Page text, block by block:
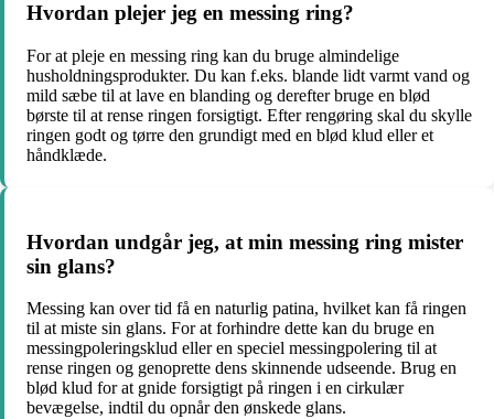
Hvordan plejer jeg en messing ring?
For at pleje en messing ring kan du bruge almindelige
husholdningsprodukter. Du kan f.eks. blande lidt varmt vand og
mild sæbe til at lave en blanding og derefter bruge en blød
børste til at rense ringen forsigtigt. Efter rengøring skal du skylle
ringen godt og tørre den grundigt med en blød klud eller et
håndklæde.
Hvordan undgår jeg, at min messing ring mister
sin glans?
Messing kan over tid få en naturlig patina, hvilket kan få ringen
til at miste sin glans. For at forhindre dette kan du bruge en
messingpoleringsklud eller en speciel messingpolering til at
rense ringen og genoprette dens skinnende udseende. Brug en
blød klud for at gnide forsigtigt på ringen i en cirkulær
bevægelse, indtil du opnår den ønskede glans.